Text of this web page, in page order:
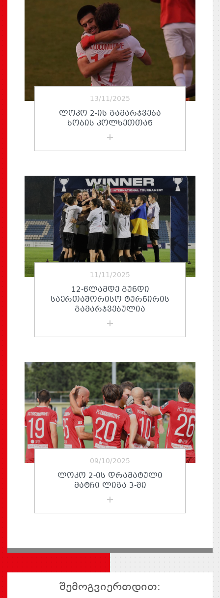
13/11/2025
ᲚᲝᲙᲝ 2-ᲘᲡ ᲒᲐᲛᲐᲠᲯᲕᲔᲑᲐ
ᲮᲝᲑᲘᲡ ᲙᲝᲚᲮᲔᲗᲗᲐᲜ
11/11/2025
12-ᲬᲚᲐᲛᲓᲔ ᲒᲣᲜᲓᲘ
ᲡᲐᲔᲠᲗᲐᲨᲝᲠᲘᲡᲝ ᲢᲣᲠᲜᲘᲠᲘᲡ
ᲒᲐᲛᲐᲠᲯᲕᲔᲑᲣᲚᲘᲐ
09/10/2025
ᲚᲝᲙᲝ 2-ᲘᲡ ᲓᲠᲐᲛᲐᲢᲣᲚᲘ
ᲛᲐᲢᲩᲘ ᲚᲘᲒᲐ 3-ᲨᲘ
შემოგვიერთდით: